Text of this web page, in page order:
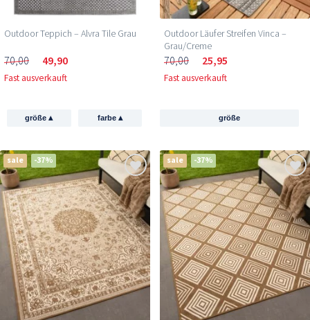
Outdoor Teppich – Alvra Tile Grau
70,00 49,90
Fast ausverkauft
größe▴ farbe ▴
Outdoor Läufer Streifen Vinca –
Grau/Creme
70,00 25,95
Fast ausverkauft
größe
sale -37% sale -37%